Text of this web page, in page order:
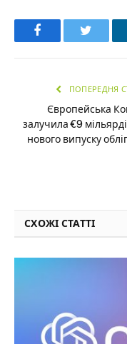
Facebook
ПОПЕРЕДНЯ
Європейська
залучила €9
нового випуску
СХОЖІ СТАТТІ